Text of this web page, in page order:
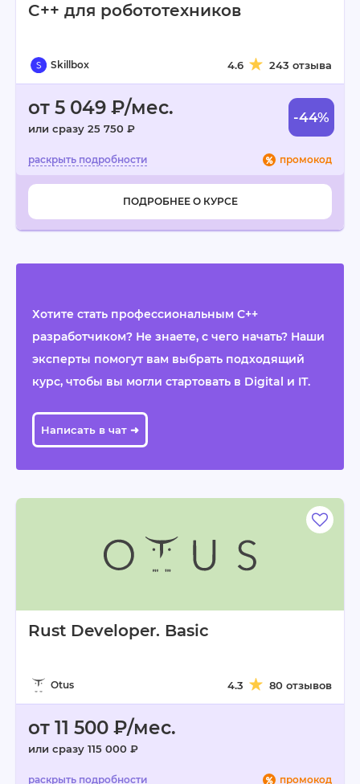
C++ для робототехников
Skillbox 4.6 243 отзыва
от 5 049 ₽/мес.
или сразу 25 750 ₽
-44%
промокод
ПОДРОБНЕЕ О КУРСЕ
Хотите стать профессиональным C++
разработчиком? Не знаете, с чего начать? Наши
эксперты помогут вам выбрать подходящий
курс, чтобы вы могли стартовать в Digital и IT.
Написать в чат ➜
Rust Developer. Basic
Otus 4.3 80 отзывов
от 11 500 ₽/мес.
или сразу 115 000 ₽
промокод